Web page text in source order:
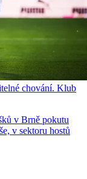
chování. Klub
v Brně pokutu
v sektoru hostů